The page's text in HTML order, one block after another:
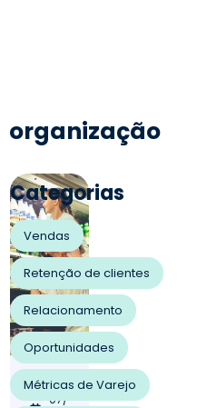
organização
07/
07/
Categorias
Vendas
Retenção de clientes
Relacionamento
Oportunidades
Métricas de Varejo